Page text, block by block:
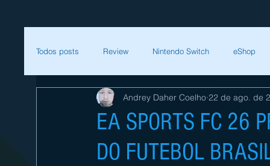
Todos posts Review Nintendo Switch eShop
Mega Man Zelda Bethesda
Sessão Retro Final Fantasy Xenoblade
EA SPORTS FC 26
DO FUTEBOL
Andrey Daher Coelho 22 de ago. de